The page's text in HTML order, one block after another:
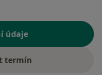
údaje
termín